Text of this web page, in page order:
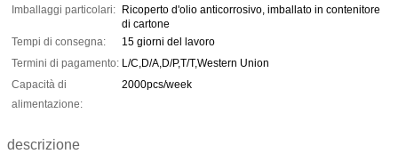
Imballaggi particolari: Ricoperto d'olio anticorrosivo, imballato in contenitore
di cartone
Tempi di consegna:
15 giorni del lavoro
Termini di pagamento: L/C,D/A,D/P,T/T,Western Union
Capacità di
alimentazione:
2000pcs/week
descrizione